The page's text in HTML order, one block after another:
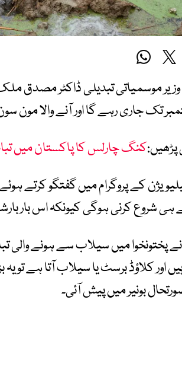
وزیر موسمیاتی تبدیلی ڈاکٹر مصدق
پڑھیں:کنگ چارلس کا پاکستان میں
کے پروگرام میں گفتگو کرتے
ہی شروع کرنی ہوگی کیونکہ اس بار
نے پختونخوا میں سیلاب سے ہونے والی
اور کلاؤڈ برسٹ یا سیلاب آتا ہے تو
بونیر میں پیش آئی۔